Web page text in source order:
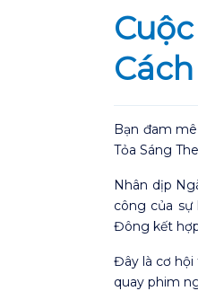
Bạn đam
Tỏa Sáng
Nhân dịp
công của sự
Đông kết
Đây là cơ hội
quay phim